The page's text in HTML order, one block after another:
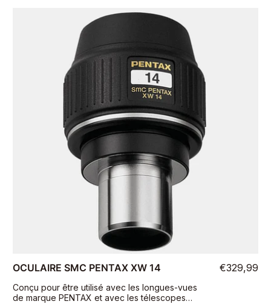
OCULAIRE SMC PENTAX XW 14
Conçu pour être utilisé avec les longues-vues
de marque PENTAX et avec les télescopes
€329,99